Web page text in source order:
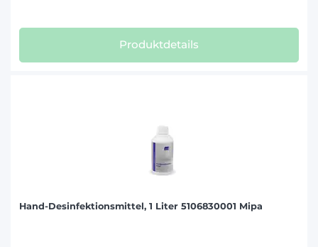
Produktdetails
Hand-Desinfektionsmittel, 1 Liter 5106830001 Mipa